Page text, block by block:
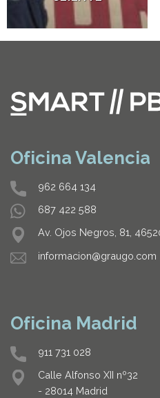
Oficina Madrid
911 731 028
Calle Alfonso XII nº32
- 28014 Madrid
Oficina Valencia
962 664 134
687 422 588
Av. Ojos Negros, 81,
informacion@graugo.com